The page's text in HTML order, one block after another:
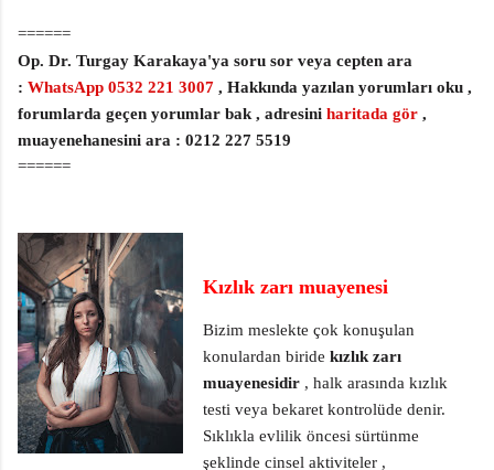
======
Op. Dr. Turgay Karakaya'ya soru sor veya cepten ara
: WhatsApp 0532 221 3007 , Hakkında yazılan yorumları oku ,
forumlarda geçen yorumlar bak , adresini haritada gör ,
muayenehanesini ara : 0212 227 5519
======
Kızlık zarı muayenesi
Bizim meslekte çok konuşulan
konulardan biride kızlık zarı
muayenesidir , halk arasında kızlık
testi veya bekaret kontrolüde denir.
Sıklıkla evlilik öncesi sürtünme
şeklinde cinsel aktiviteler ,